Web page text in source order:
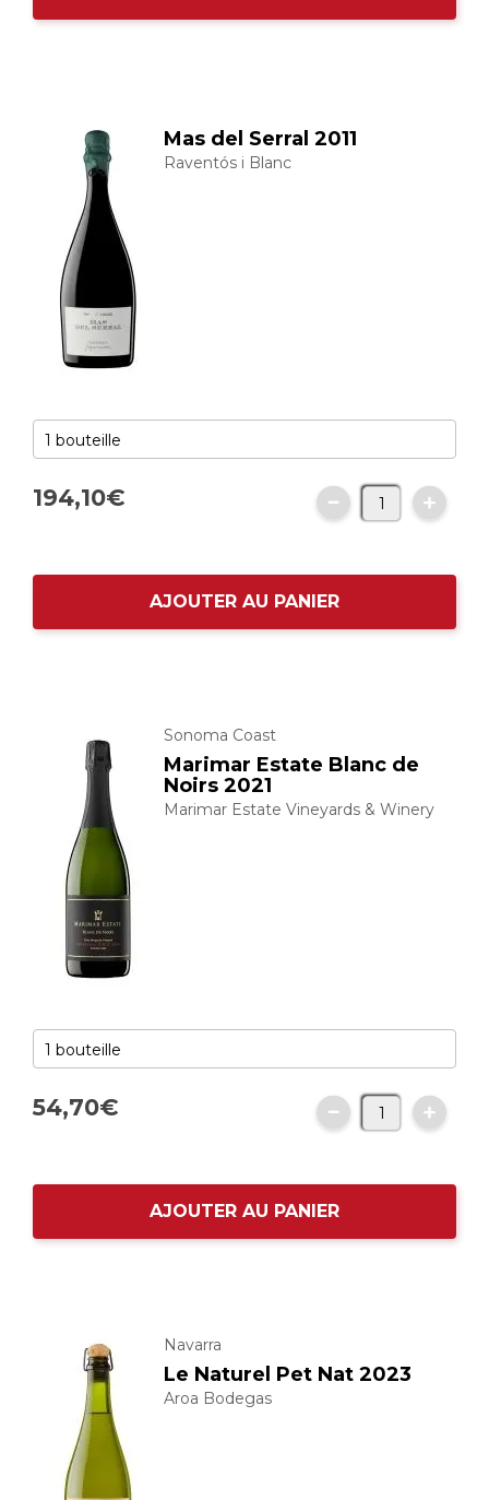
Mas del Serral 2011
Raventós i Blanc
194,10€
AJOUTER AU PANIER
Sonoma Coast
Marimar Estate Blanc de
Noirs 2021
Marimar Estate Vineyards & Winery
54,70€
AJOUTER AU PANIER
Navarra
Le Naturel Pet Nat 2023
Aroa Bodegas